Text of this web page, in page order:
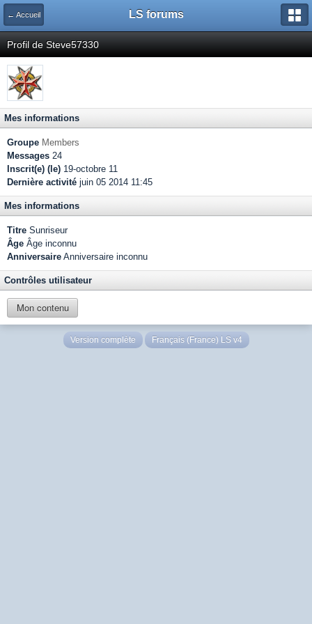
← Accueil LS forums
Profil de Steve57330
Mes informations
Groupe Members
Messages 24
Inscrit(e) (le) 19-octobre 11
Dernière activité juin 05 2014 11:45
Mes informations
Titre Sunriseur
Âge Âge inconnu
Anniversaire Anniversaire inconnu
Contrôles utilisateur
Mon contenu
Version complète Français (France) LS v4